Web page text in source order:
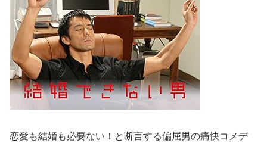
恋愛も結婚も必要ない！と断言する偏屈男の痛快コメデ